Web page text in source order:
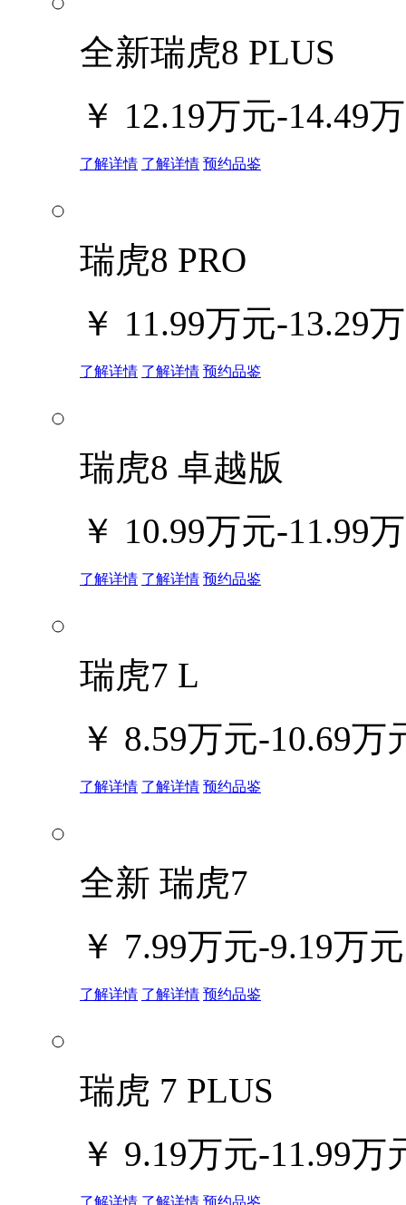
全新瑞虎8 PLUS
￥ 12.19万元-14.49
了解详情 了解详情 预约品鉴
瑞虎8 PRO
￥ 11.99万元-13.29
了解详情 了解详情 预约品鉴
瑞虎8 卓越版
￥ 10.99万元-11.99
了解详情 了解详情 预约品鉴
瑞虎7 L
￥ 8.59万元-10.69万
了解详情 了解详情 预约品鉴
全新 瑞虎7
￥ 7.99万元-9.19万元
了解详情 了解详情 预约品鉴
瑞虎 7 PLUS
￥ 9.19万元-11.99万
了解详情 了解详情 预约品鉴